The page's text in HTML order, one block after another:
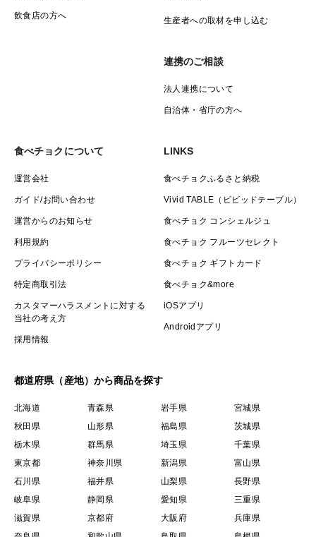
飲食店の方へ 生産者への取材を申し込む
連携のご相談
法人連携について
自治体・省庁の方へ
食べチョクについて
運営会社
ガイド/お問い合わせ
運営からのお知らせ
利用規約
プライバシーポリシー
特定商取引法
カスタマーハラスメントに対する
当社の考え方
採用情報
LINKS
食べチョクふるさと納税
Vivid TABLE（ビビッドテーブル）
食べチョク コンシェルジュ
食べチョク フルーツセレクト
食べチョク ギフトカード
食べチョク&more
iOSアプリ
Androidアプリ
都道府県（産地）から商品を探す
北海道 青森県 岩手県
宮城県
秋田県
山形県 福島県
茨城県
栃木県
群馬県 埼玉県
千葉県
東京都
神奈川県 新潟県
富山県
石川県
福井県 山梨県
長野県
岐阜県
静岡県 愛知県
三重県
滋賀県
京都府 大阪府
兵庫県